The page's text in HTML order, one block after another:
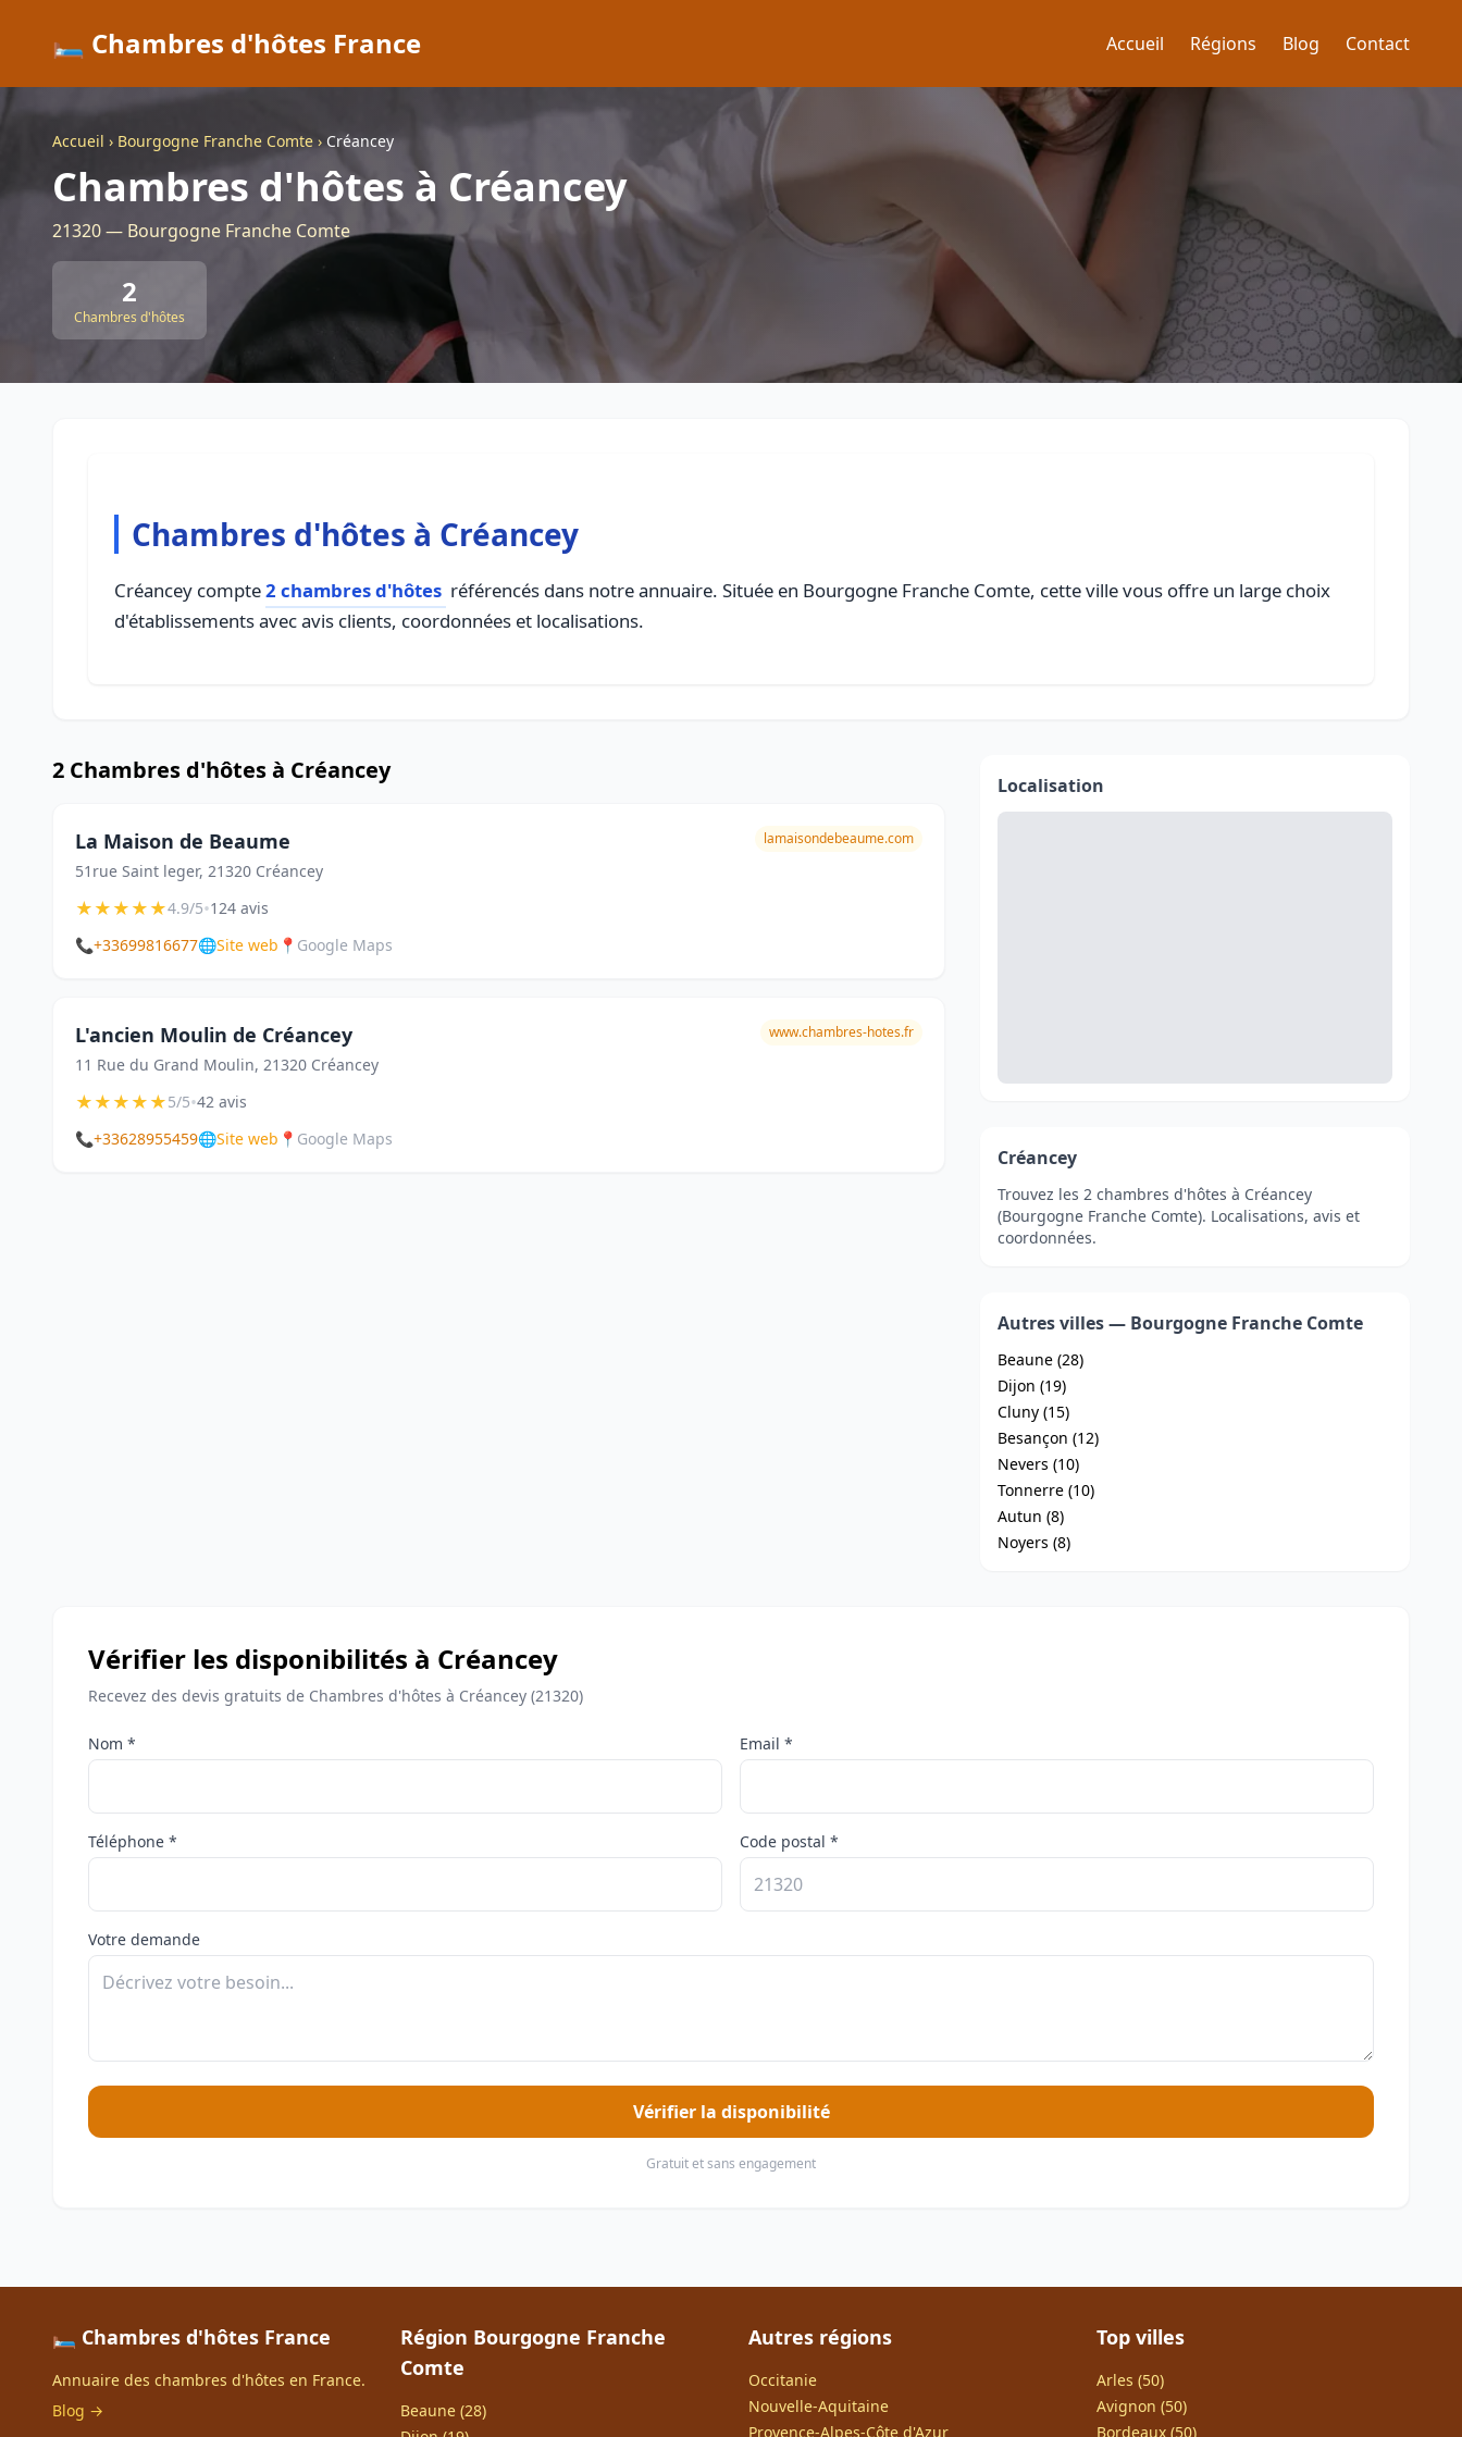
🛏️ Chambres d'hôtes France Accueil Régions Blog Contact
Accueil › Bourgogne Franche Comte › Créancey
Chambres d'hôtes à Créancey
21320 — Bourgogne Franche Comte
2
Chambres d'hôtes
Chambres d'hôtes à Créancey
Créancey compte2 chambres d'hôtes référencés dans notre annuaire. Située en Bourgogne Franche Comte, cette ville vous offre un large choix
d'établissements avec avis clients, coordonnées et localisations.
2 Chambres d'hôtes à Créancey
La Maison de Beaume
51rue Saint leger, 21320 Créancey
lamaisondebeaume.com
★★★★★4.9/5•124 avis
📞+33699816677🌐Site web 📍 Google Maps
L'ancien Moulin de Créancey
11 Rue du Grand Moulin, 21320 Créancey
www.chambres-hotes.fr
★★★★★5/5•42 avis
📞+33628955459🌐Site web 📍 Google Maps
Localisation
Créancey
Trouvez les 2 chambres d'hôtes à Créancey
(Bourgogne Franche Comte). Localisations, avis et
coordonnées.
Autres villes — Bourgogne Franche Comte
Beaune (28)
Dijon (19)
Cluny (15)
Besançon (12)
Nevers (10)
Tonnerre (10)
Autun (8)
Noyers (8)
Vérifier les disponibilités à Créancey
Recevez des devis gratuits de Chambres d'hôtes à Créancey (21320)
Nom * Email *
Téléphone * Code postal *
Votre demande
Vérifier la disponibilité
Gratuit et sans engagement
🛏️ Chambres d'hôtes France
Annuaire des chambres d'hôtes en France.
Blog →
Région Bourgogne Franche
Comte
Beaune (28)
Autres régions
Occitanie
Nouvelle-Aquitaine
Provence-Alpes-Côte d'Azur
Top villes
Arles (50)
Avignon (50)
Bordeaux (50)